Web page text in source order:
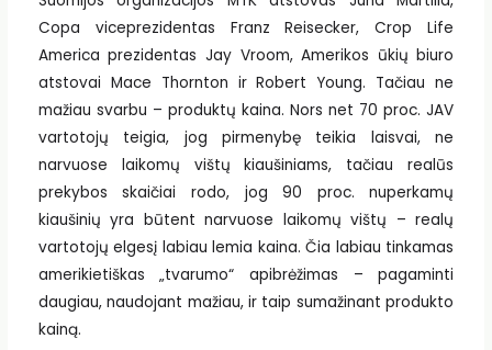
Copa viceprezidentas Franz Reisecker, Crop Life
America prezidentas Jay Vroom, Amerikos ūkių biuro
atstovai Mace Thornton ir Robert Young. Tačiau ne
mažiau svarbu – produktų kaina. Nors net 70 proc. JAV
vartotojų teigia, jog pirmenybę teikia laisvai, ne
narvuose laikomų vištų kiaušiniams, tačiau realūs
prekybos skaičiai rodo, jog 90 proc. nuperkamų
kiaušinių yra būtent narvuose laikomų vištų – realų
vartotojų elgesį labiau lemia kaina. Čia labiau tinkamas
amerikietiškas „tvarumo“ apibrėžimas – pagaminti
daugiau, naudojant mažiau, ir taip sumažinant produkto
kainą.